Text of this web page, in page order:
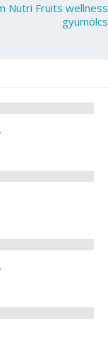
Nutri Fruits wellness
gyümölcs